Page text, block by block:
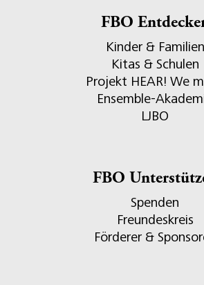
FBO
Kinder & Familien
Kitas & Schulen
Projekt HEAR! We
Ensemble-
LJBO
FBO
Spenden
Freundeskreis
Förderer &